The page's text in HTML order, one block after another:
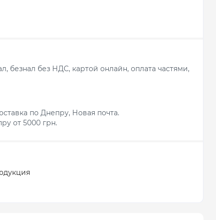
безнал без НДС, картой онлайн, оплата частями,
по Днепру, Новая почта.
от 5000 грн.